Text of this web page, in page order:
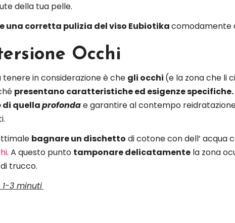
della tua pelle.
una corretta pulizia del viso Eubiotikacomodamente
Occhi
tenere in considerazione è che gli occhi (e la zona che li
presentano caratteristiche ed esigenze specifiche.
di quellaprofondae garantire al contempo
bagnare un dischetto di cotone con dell’ acqua
. A questo punto tamponare delicatamente la zona
trucco.
3 minuti